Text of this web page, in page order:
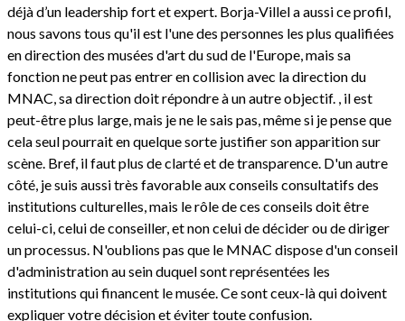
déjà d’un leadership fort et expert. Borja-Villel a aussi ce profil,
nous savons tous qu'il est l'une des personnes les plus qualifiées
en direction des musées d'art du sud de l'Europe, mais sa
fonction ne peut pas entrer en collision avec la direction du
MNAC, sa direction doit répondre à un autre objectif. , il est
peut-être plus large, mais je ne le sais pas, même si je pense que
cela seul pourrait en quelque sorte justifier son apparition sur
scène. Bref, il faut plus de clarté et de transparence. D'un autre
côté, je suis aussi très favorable aux conseils consultatifs des
institutions culturelles, mais le rôle de ces conseils doit être
celui-ci, celui de conseiller, et non celui de décider ou de diriger
un processus. N'oublions pas que le MNAC dispose d'un conseil
d'administration au sein duquel sont représentées les
institutions qui financent le musée. Ce sont ceux-là qui doivent
expliquer votre décision et éviter toute confusion.